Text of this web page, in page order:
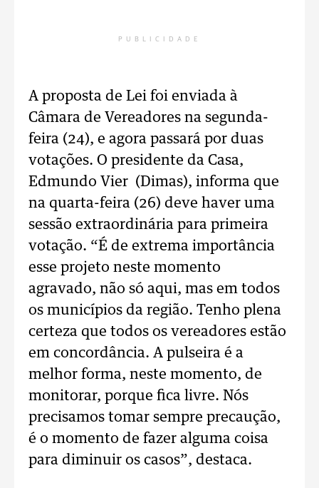
PUBLICIDADE
A proposta de Lei foi enviada à
Câmara de Vereadores na segunda-
feira (24), e agora passará por duas
votações. O presidente da Casa,
Edmundo Vier (Dimas), informa que
na quarta-feira (26) deve haver uma
sessão extraordinária para primeira
votação. “É de extrema importância
esse projeto neste momento
agravado, não só aqui, mas em todos
os municípios da região. Tenho plena
certeza que todos os vereadores estão
em concordância. A pulseira é a
melhor forma, neste momento, de
monitorar, porque fica livre. Nós
precisamos tomar sempre precaução,
é o momento de fazer alguma coisa
para diminuir os casos”, destaca.